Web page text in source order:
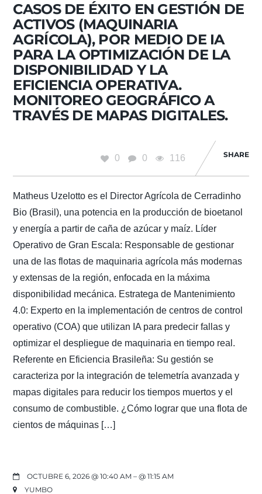
CASOS DE ÉXITO EN GESTIÓN DE
ACTIVOS (MAQUINARIA
AGRÍCOLA), POR MEDIO DE IA
PARA LA OPTIMIZACIÓN DE LA
DISPONIBILIDAD Y LA
EFICIENCIA OPERATIVA.
MONITOREO GEOGRÁFICO A
TRAVÉS DE MAPAS DIGITALES.
0 0 116 SHARE
Matheus Uzelotto es el Director Agrícola de Cerradinho
Bio (Brasil), una potencia en la producción de bioetanol
y energía a partir de caña de azúcar y maíz. Líder
Operativo de Gran Escala: Responsable de gestionar
una de las flotas de maquinaria agrícola más modernas
y extensas de la región, enfocada en la máxima
disponibilidad mecánica. Estratega de Mantenimiento
4.0: Experto en la implementación de centros de control
operativo (COA) que utilizan IA para predecir fallas y
optimizar el despliegue de maquinaria en tiempo real.
Referente en Eficiencia Brasileña: Su gestión se
caracteriza por la integración de telemetría avanzada y
mapas digitales para reducir los tiempos muertos y el
consumo de combustible. ¿Cómo lograr que una flota de
cientos de máquinas […]
OCTUBRE 6, 2026 @ 10:40 AM– @ 11:15 AM
YUMBO